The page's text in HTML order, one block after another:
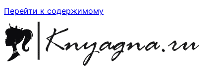
Перейти к содержимому